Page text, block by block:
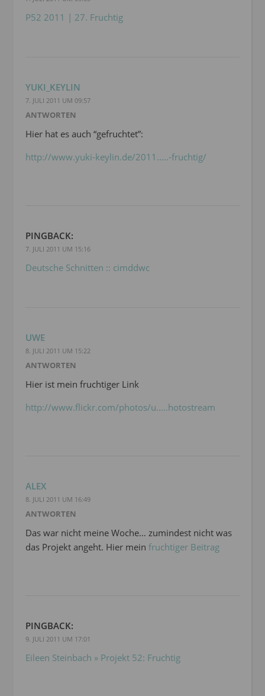
P52 2011 | 27. Fruchtig
YUKI_KEYLIN
7. JULI 2011 UM 09:57
ANTWORTEN
Hier hat es auch “gefruchtet”:
http://www.yuki-keylin.de/2011.....-fruchtig/
PINGBACK:
7. JULI 2011 UM 15:16
Deutsche Schnitten :: cimddwc
UWE
8. JULI 2011 UM 15:22
ANTWORTEN
Hier ist mein fruchtiger Link
http://www.flickr.com/photos/u.....hotostream
ALEX
8. JULI 2011 UM 16:49
ANTWORTEN
Das war nicht meine Woche… zumindest nicht was
das Projekt angeht. Hier mein fruchtiger Beitrag
PINGBACK:
9. JULI 2011 UM 17:01
Eileen Steinbach » Projekt 52: Fruchtig